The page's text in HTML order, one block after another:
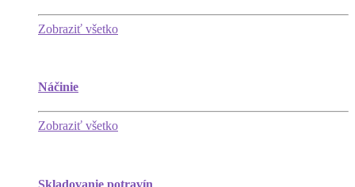
Zobraziť všetko
Náčinie
Zobraziť všetko
Skladovanie potravín